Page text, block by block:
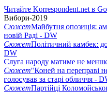
Читайте Korrespondent.net в
Вибори-2019
СюжетМайбутня опозиція:
новій Раді - DW
СюжетПолітичний камбек:
DW
Слуга народу матиме не
Сюжет"Коней на переправі
голосував за старі обличчя -
СюжетПартійці